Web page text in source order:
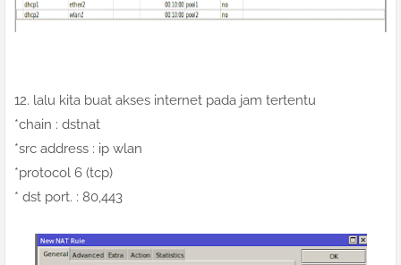
12. lalu kita buat akses internet pada jam tertentu
*chain : dstnat
*src address : ip wlan
*protocol 6 (tcp)
* dst port. : 80,443